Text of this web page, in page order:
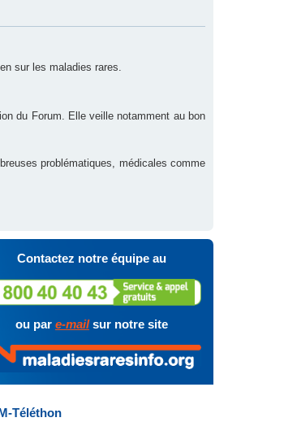
sur les maladies rares.
du Forum. Elle veille notamment au bon
problématiques, médicales comme
Contactez notre équipe au
ou par e-mailsur notre site
Téléthon